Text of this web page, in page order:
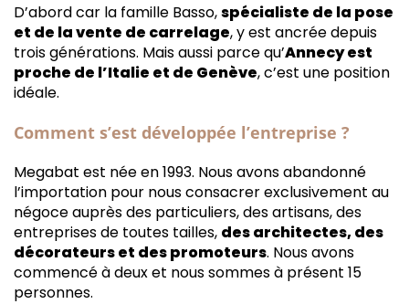
D’abord car la famille Basso,spécialiste de la pose
et de la vente de carrelage, y est ancrée depuis
trois générations. Mais aussi parce qu’Annecy est
proche de l’Italie et de Genève, c’est une position
idéale.
Comment s’est développée l’entreprise ?
Megabat est née en 1993. Nous avons abandonné
l’importation pour nous consacrer exclusivement au
négoce auprès des particuliers, des artisans, des
entreprises de toutes tailles, des architectes, des
décorateurs et des promoteurs. Nous avons
commencé à deux et nous sommes à présent 15
personnes.